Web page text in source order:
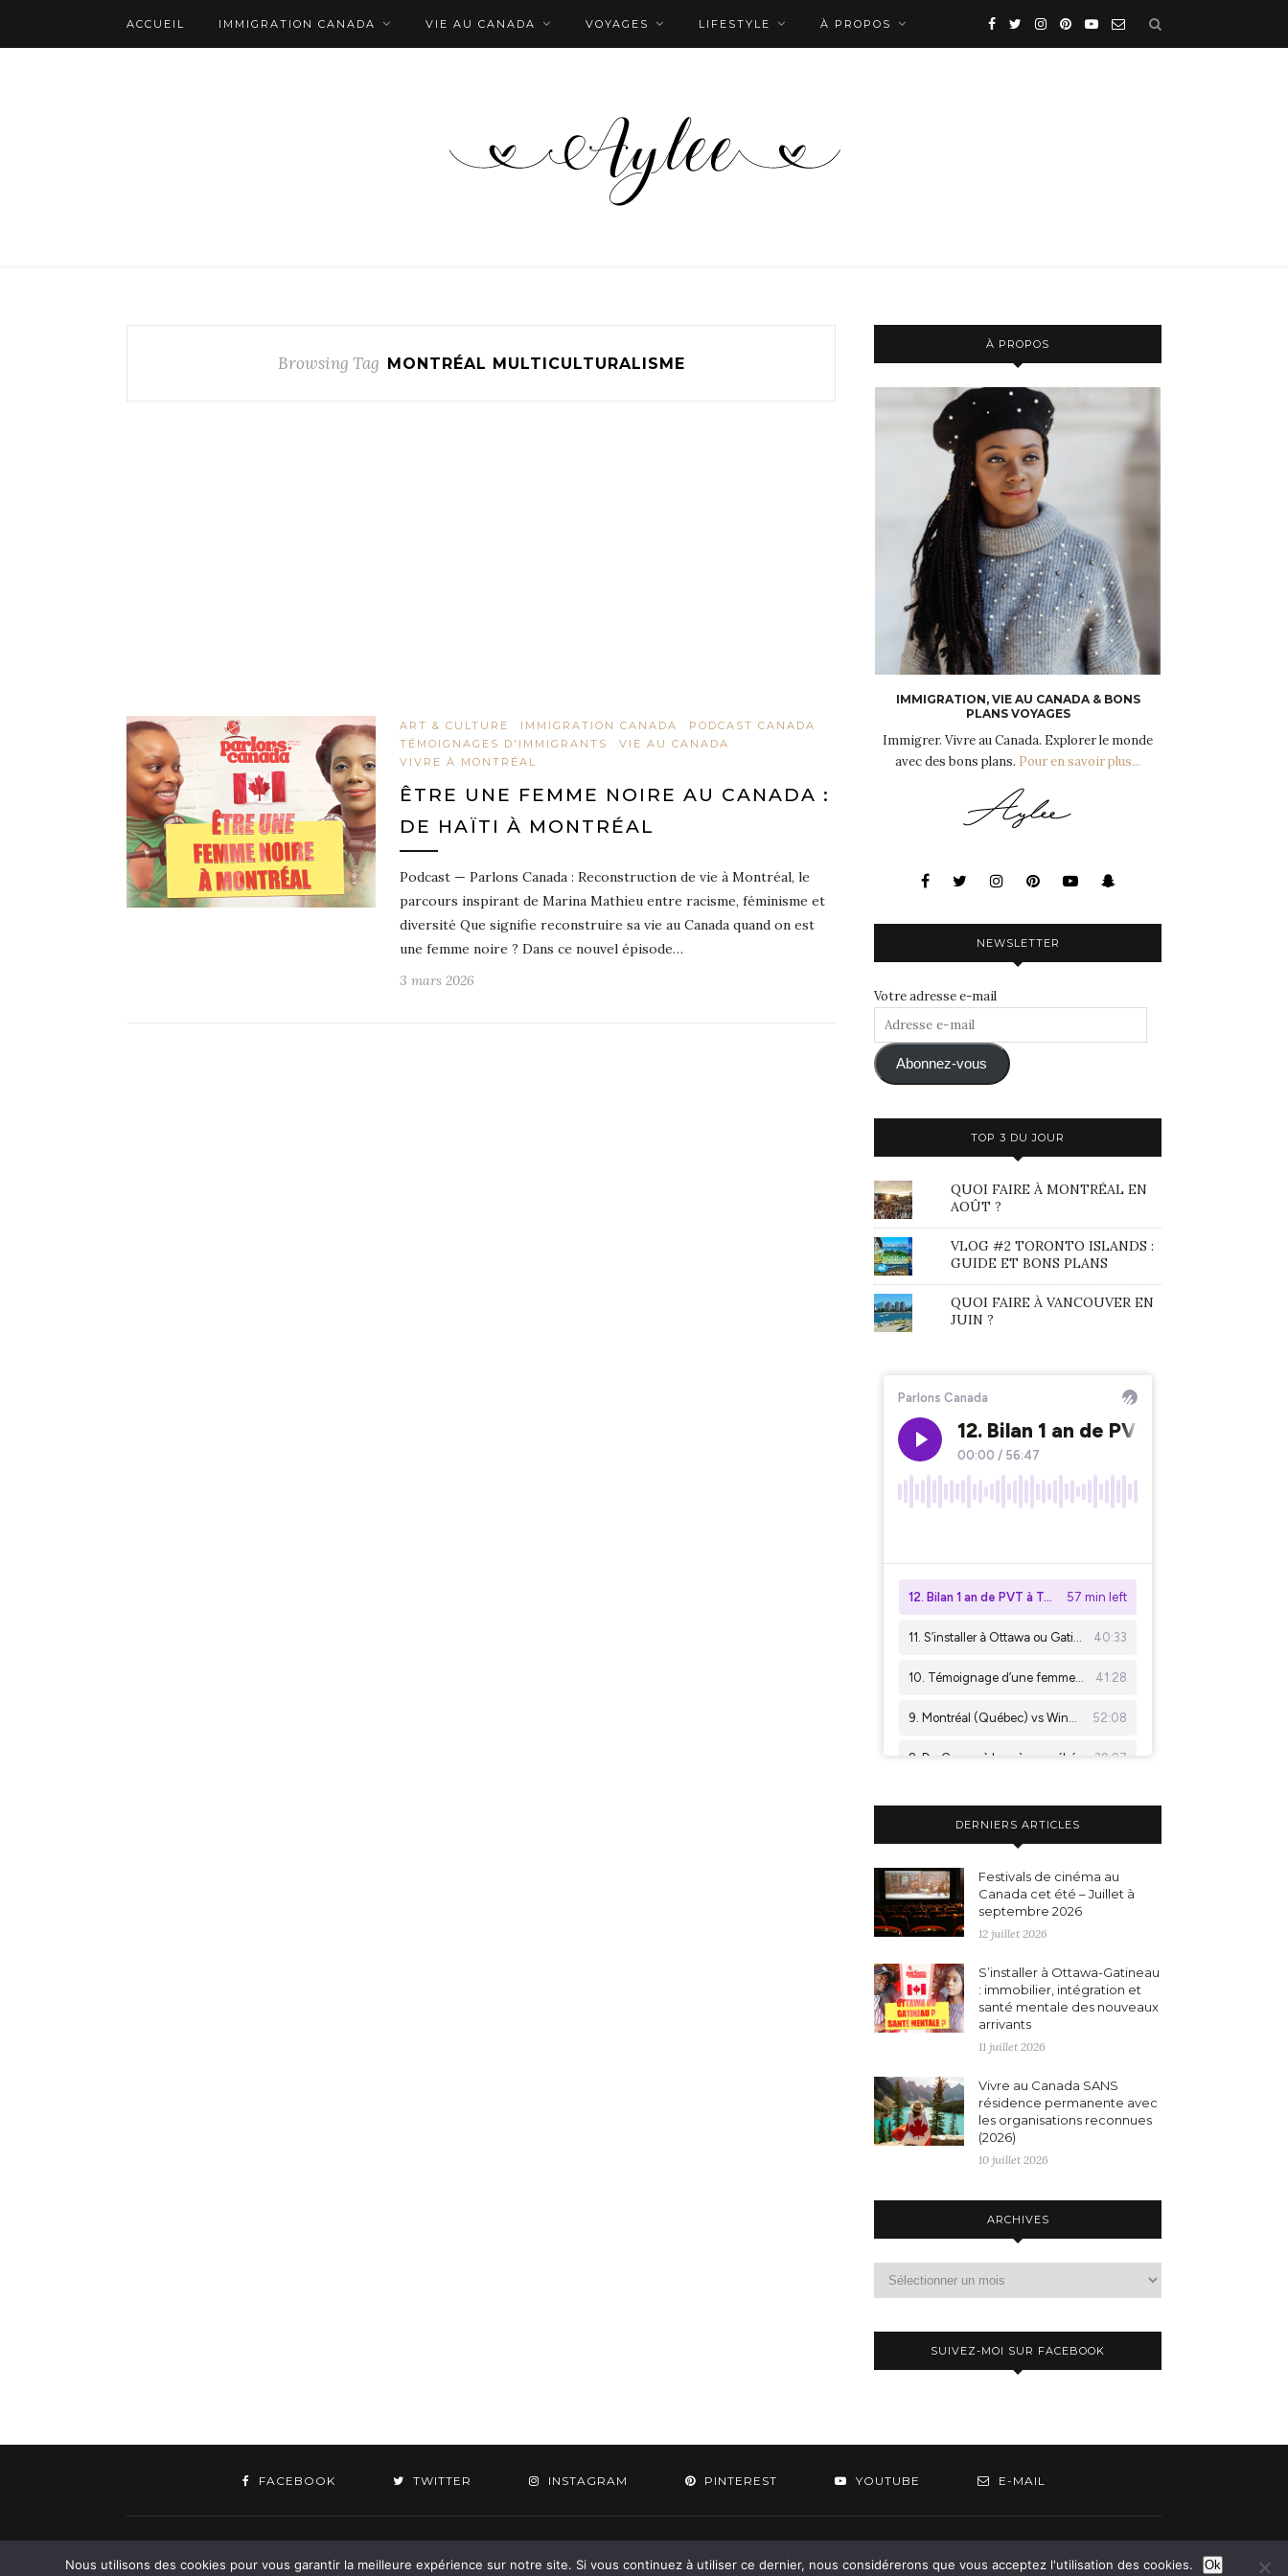
ACCUEIL IMMIGRATION CANADA VIE AU CANADA VOYAGES LIFESTYLE À PROPOS
Browsing Tag MONTRÉAL MULTICULTURALISME
ART & CULTURE IMMIGRATION CANADA
PODCAST CANADA
TÉMOIGNAGES D'IMMIGRANTS
VIE AU CANADA
VIVRE À MONTRÉAL
ÊTRE UNE FEMME NOIRE AU CANADA :
DE HAÏTI À MONTRÉAL
Podcast — Parlons Canada : Reconstruction de vie à Montréal, le
parcours inspirant de Marina Mathieu entre racisme, féminisme et
diversité Que signifie reconstruire sa vie au Canada quand on est
une femme noire ? Dans ce nouvel épisode…
3 mars 2026
À PROPOS
IMMIGRATION, VIE AU CANADA & BONS
PLANS VOYAGES
Immigrer. Vivre au Canada. Explorer le monde
avec des bons plans. Pour en savoir plus...
NEWSLETTER
Votre adresse e-mail
Adresse
mail Abonnez-vous
TOP 3 DU JOUR
QUOI FAIRE À MONTRÉAL EN
AOÛT ?
VLOG #2 TORONTO ISLANDS :
GUIDE ET BONS PLANS
QUOI FAIRE À VANCOUVER EN
JUIN ?
DERNIERS ARTICLES
Festivals de cinéma au
Canada cet été – Juillet à
septembre 2026
12 juillet 2026
S’installer à Ottawa-Gatineau
: immobilier, intégration et
santé mentale des nouveaux
arrivants
11 juillet 2026
Vivre au Canada SANS
résidence permanente avec
les organisations reconnues
(2026)
10 juillet 2026
ARCHIVES
SUIVEZ-MOI SUR FACEBOOK
FACEBOOK TWITTER INSTAGRAM PINTEREST YOUTUBE E-MAIL
Nous utilisons des cookies pour vous garantir la meilleure expérience sur notre site. Si vous continuez à utiliser ce dernier, nous considérerons que vous acceptez l'utilisation des cookies. Ok